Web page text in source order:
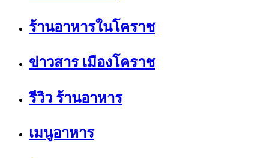
ร้านอาหารในโคราช
ข่าวสาร เมืองโคราช
รีวิว ร้านอาหาร
เมนูอาหาร